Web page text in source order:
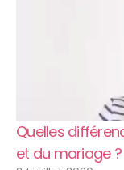
Quelles
et du mariage ?